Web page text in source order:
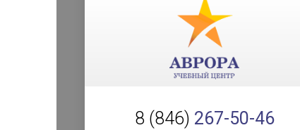
8 (846) 267-50-46